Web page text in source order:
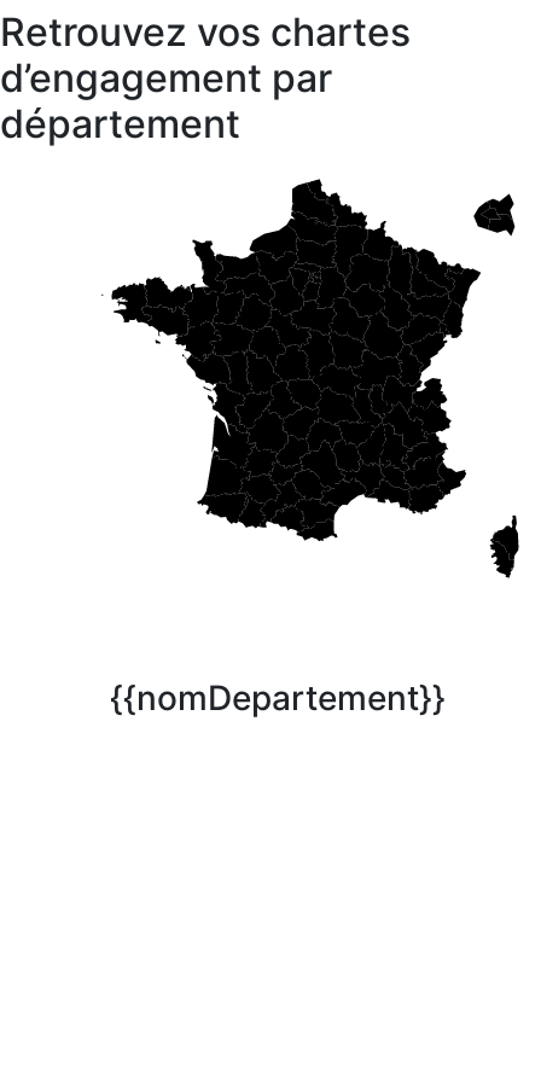
Retrouvez vos chartes
d’engagement par
département
{{nomDepartement}}